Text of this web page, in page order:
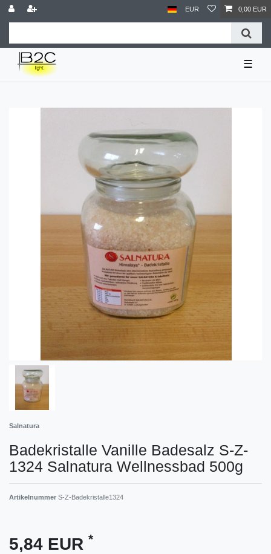
EUR 0,00 EUR
☰
Salnatura
Badekristalle Vanille Badesalz S-Z-
1324 Salnatura Wellnessbad 500g
Artikelnummer S-Z-Badekristalle1324
5,84 EUR *